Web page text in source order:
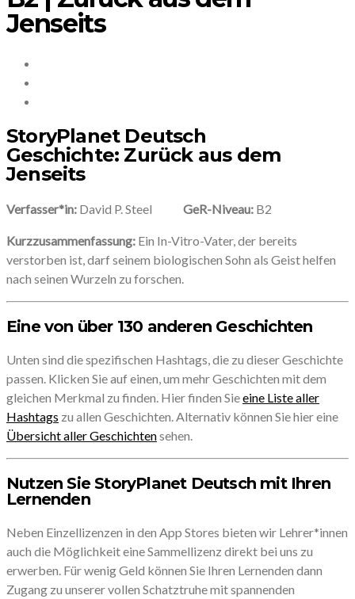
Jenseits
StoryPlanet Deutsch
Geschichte: Zurück aus dem
Jenseits
Verfasser*in: David P. Steel GeR-Niveau: B2
Kurzzusammenfassung: Ein In-Vitro-Vater, der bereits
verstorben ist, darf seinem biologischen Sohn als Geist helfen
nach seinen Wurzeln zu forschen.
Eine von über 130 anderen Geschichten
Unten sind die spezifischen Hashtags, die zu dieser Geschichte
passen. Klicken Sie auf einen, um mehr Geschichten mit dem
gleichen Merkmal zu finden. Hier finden Sieeine Liste aller
Hashtags zu allen Geschichten. Alternativ können Sie hier eine
Übersicht aller Geschichtensehen.
Nutzen Sie StoryPlanet Deutsch mit Ihren
Lernenden
Neben Einzellizenzen in den App Stores bieten wir Lehrer*innen
auch die Möglichkeit eine Sammellizenz direkt bei uns zu
erwerben. Für wenig Geld können Sie Ihren Lernenden dann
Zugang zu unserer vollen Schatztruhe mit spannenden